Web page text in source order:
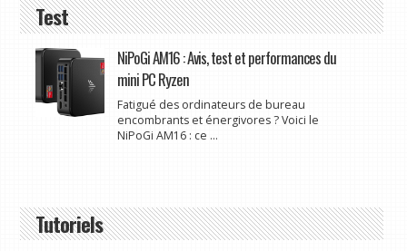
Test
NiPoGi AM16 : Avis, test et performances du
mini PC Ryzen
Fatigué des ordinateurs de bureau
encombrants et énergivores ? Voici le
NiPoGi AM16 : ce ...
Tutoriels